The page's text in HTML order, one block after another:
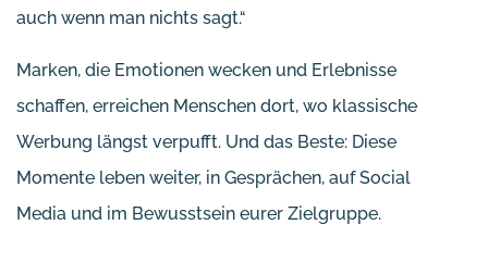
auch wenn man nichts sagt.“
Marken, die Emotionen wecken und Erlebnisse
schaffen, erreichen Menschen dort, wo klassische
Werbung längst verpufft. Und das Beste: Diese
Momente leben weiter, in Gesprächen, auf Social
Media und im Bewusstsein eurer Zielgruppe.